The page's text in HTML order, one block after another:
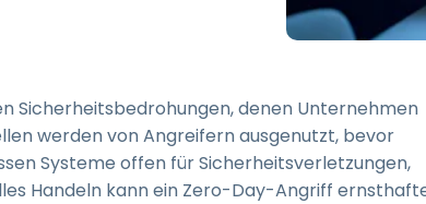
Fernzugriff auf Computer
einer Einrichtung
Endpunkt-Sicherheit
Sicherheitsbedrohungen, denen Unternehmen
werden von Angreifern ausgenutzt, bevor
Systeme offen für Sicherheitsverletzungen,
Handeln kann ein Zero-Day-Angriff